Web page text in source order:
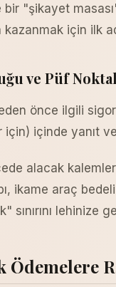
"şikayet
kazanmak için ilk
ve Püf
önce ilgili
için) içinde yanıt
alacak
ikame araç
sınırını lehinize